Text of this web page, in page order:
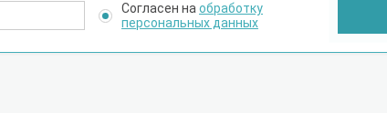
Согласен на обработку
персональных данных